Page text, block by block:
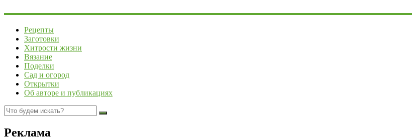
Рецепты
Заготовки
Хитрости жизни
Вязание
Поделки
Сад и огород
Открытки
Об авторе и публикациях
Реклама